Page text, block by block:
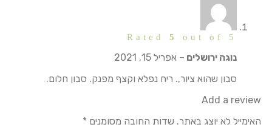
Rated 5out of 5
נוגה ירושלים– אפריל 15, 2021
סבון שהוא ציור,. ריח נפלא וקצף מפנק. סבון חלום.
Add a review
האימייל לא יוצג באתר. שדות החובה מסומנים*